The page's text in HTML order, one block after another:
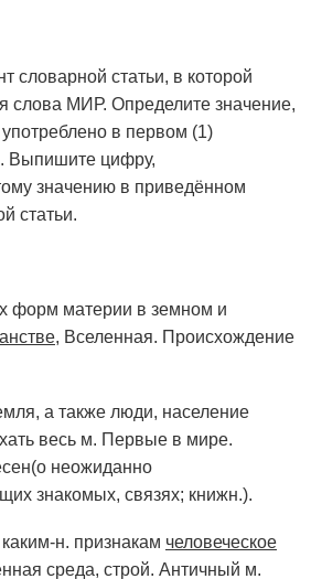
словарной статьи, в которой
слова МИР. Определите значение,
в первом (1)
Выпишите цифру,
значению в приведённом
статьи.
форм материи в земном и
, Вселенная. Происхождение
а также люди, население
весь м. Первые в мире.
неожиданно
знакомых, связях; книжн.).
н. признакам человеческое
среда, строй. Античный м.